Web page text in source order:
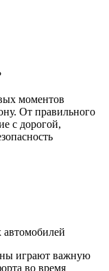
моментов
От правильного
с дорогой,
играют важную
во время